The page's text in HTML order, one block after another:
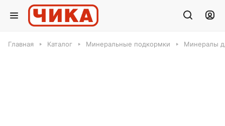
Главная Каталог Минеральные подкормки Минералы